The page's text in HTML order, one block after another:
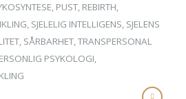
, PUST, REBIRTH,
, SJELELIG INTELLIGENS, SJELENS
, SÅRBARHET,TRANSPERSONAL
PSYKOLOGI,